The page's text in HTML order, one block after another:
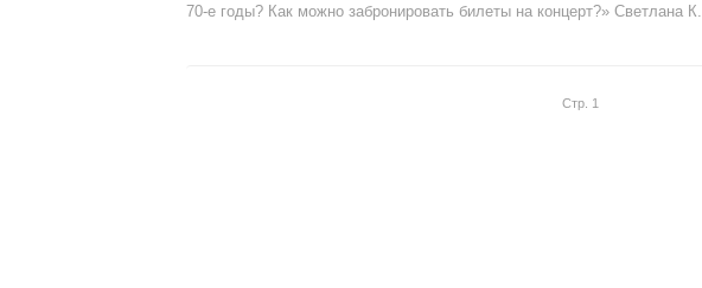
70-е годы? Как можно забронировать билеты на концерт?» Светлана К.
Стр. 1